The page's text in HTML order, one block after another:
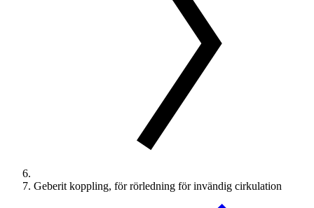
Geberit koppling, för rörledning för invändig cirkulation